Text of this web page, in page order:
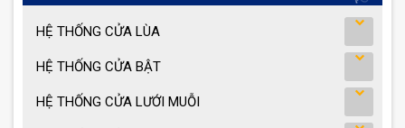
HỆ THỐNG CỬA LÙA
HỆ THỐNG CỬA BẬT
HỆ THỐNG CỬA LƯỚI MUỖI